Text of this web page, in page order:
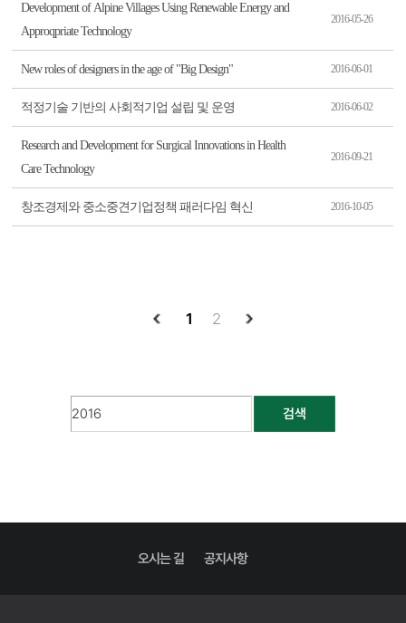
Development of Alpine Villages Using Renewable Energy and
Approqpriate Technology
2016-05-26
New roles of designers in the age of "Big Design" 2016-06-01
적정기술 기반의 사회적기업 설립 및 운영 2016-06-02
Research and Development for Surgical Innovations in Health
Care Technology
2016-09-21
창조경제와 중소중견기업정책 패러다임 혁신 2016-10-05
1 2
검색
오시는 길 공지사항